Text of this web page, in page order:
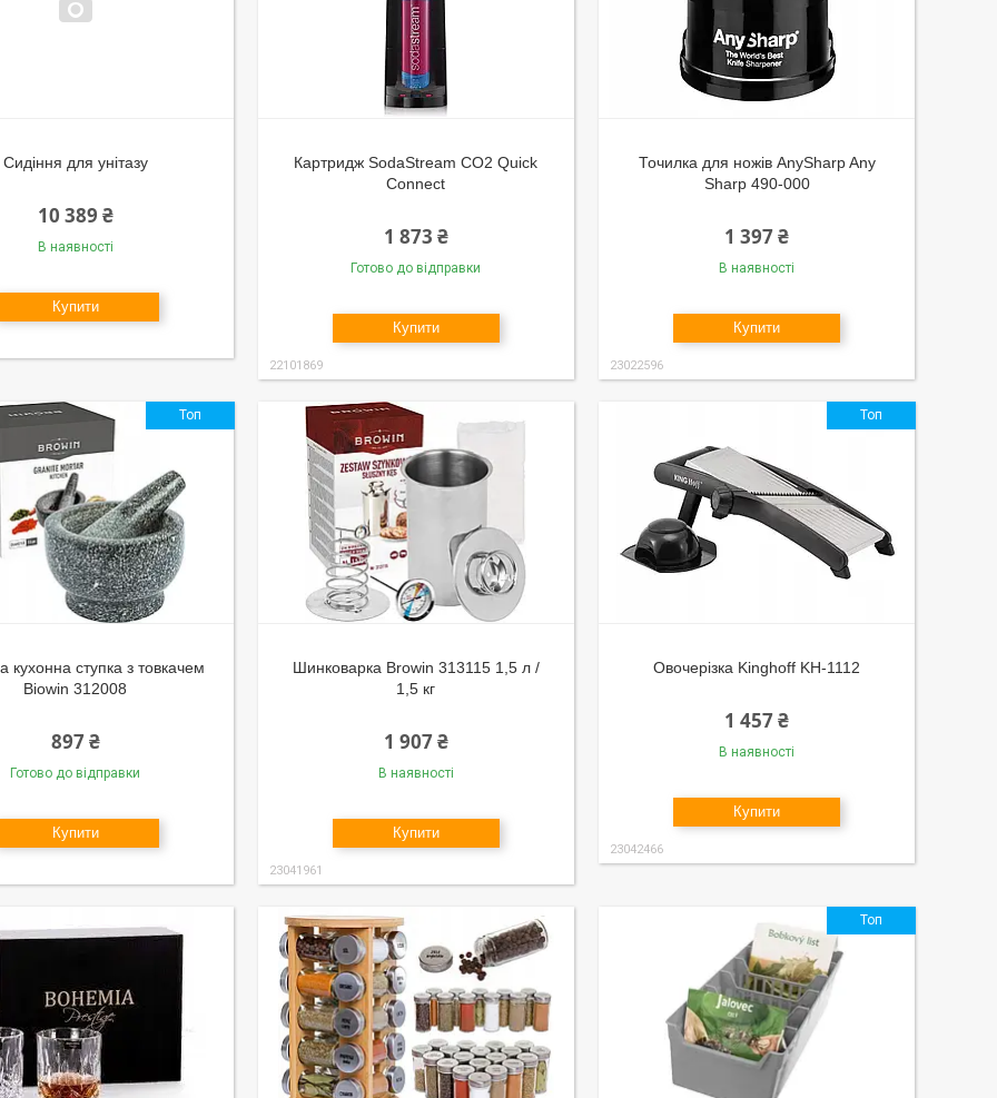
Сидіння для унітазу
10 389 ₴
В наявності
Купити
Картридж SodaStream CO2 Quick
Connect
1 873 ₴
Готово до відправки
Купити
22101869
Точилка для ножів AnySharp Any
Sharp 490-000
1 397 ₴
В наявності
Купити
23022596
Топ
кухонна ступка з товкачем
Biowin 312008
897 ₴
Готово до відправки
Купити
Шинковарка Browin 313115 1,5 л /
1,5 кг
1 907 ₴
В наявності
Купити
23041961
Топ
Овочерізка Kinghoff KH-1112
1 457 ₴
В наявності
Купити
23042466
Топ